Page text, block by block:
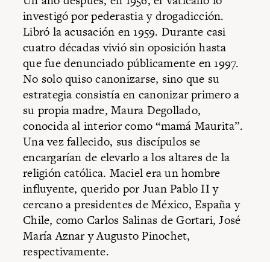
investigó por pederastia y drogadicción.
Libró la acusación en 1959. Durante casi
cuatro décadas vivió sin oposición hasta
que fue denunciado públicamente en 1997.
No solo quiso canonizarse, sino que su
estrategia consistía en canonizar primero a
su propia madre, Maura Degollado,
conocida al interior como “mamá Maurita”.
Una vez fallecido, sus discípulos se
encargarían de elevarlo a los altares de la
religión católica. Maciel era un hombre
influyente, querido por Juan Pablo II y
cercano a presidentes de México, España y
Chile, como Carlos Salinas de Gortari, José
María Aznar y Augusto Pinochet,
respectivamente.